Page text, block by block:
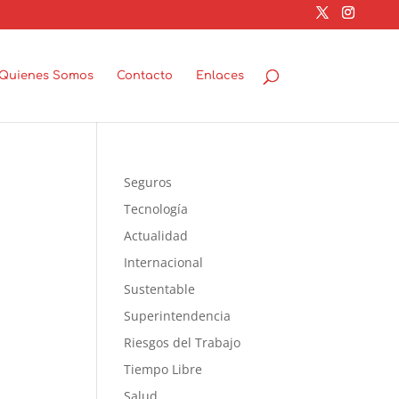
Somos Contacto Enlaces
Seguros
Tecnología
Actualidad
Internacional
Sustentable
Superintendencia
Riesgos del Trabajo
Tiempo Libre